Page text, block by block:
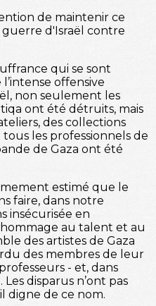
de maintenir ce
d'Israël contre
qui se sont
offensive
non seulement les
ont été détruits, mais
des collections
les professionnels de
de Gaza ont été
estimé que le
faire, dans notre
insécurisée en
au talent et au
des artistes de Gaza
des membres de leur
- et, dans
disparus n’ont pas
digne de ce nom.